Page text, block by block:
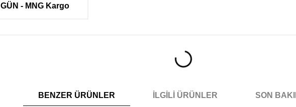
GÜN - MNG Kargo
BENZER ÜRÜNLER İLGILI ÜRÜNLER SON